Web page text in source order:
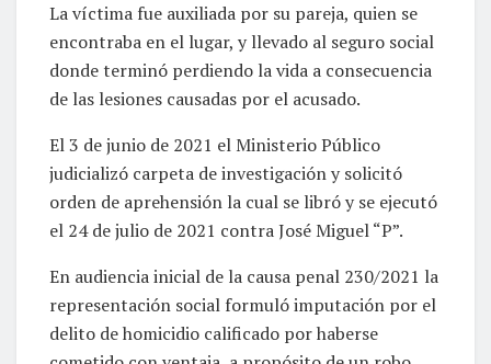
La víctima fue auxiliada por su pareja, quien se
encontraba en el lugar, y llevado al seguro social
donde terminó perdiendo la vida a consecuencia
de las lesiones causadas por el acusado.
El 3 de junio de 2021 el Ministerio Público
judicializó carpeta de investigación y solicitó
orden de aprehensión la cual se libró y se ejecutó
el 24 de julio de 2021 contra José Miguel “P”.
En audiencia inicial de la causa penal 230/2021 la
representación social formuló imputación por el
delito de homicidio calificado por haberse